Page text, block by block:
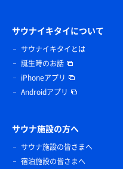
サウナイキタイについて
サウナイキタイとは
誕生時のお話
iPhoneアプリ
Androidアプリ
サウナ施設の方へ
サウナ施設の皆さまへ
宿泊施設の皆さまへ